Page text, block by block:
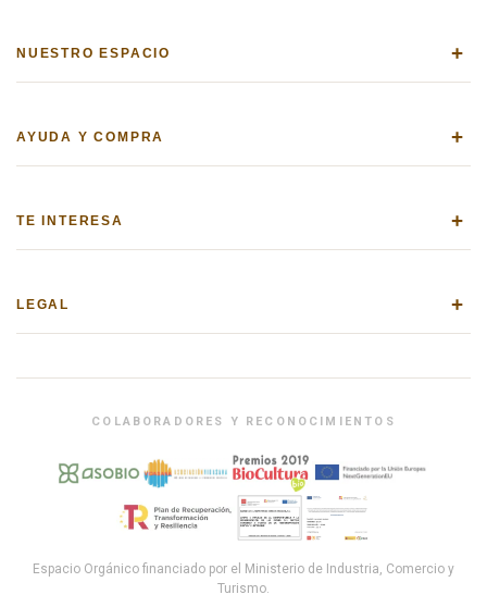
NUESTRO ESPACIO +
AYUDA Y COMPRA +
TE INTERESA +
LEGAL +
COLABORADORES Y RECONOCIMIENTOS
Espacio Orgánico financiado por el Ministerio de Industria, Comercio y
Turismo.